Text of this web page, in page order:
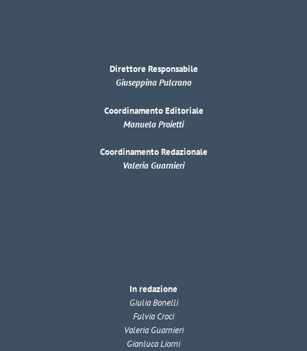
Direttore Responsabile
Giuseppina Pulcrano
Coordinamento Editoriale
Manuela Proietti
Coordinamento Redazionale
Valeria Guarnieri
In redazione
Giulia Bonelli
Fulvia Croci
Valeria Guarnieri
Gianluca Liorni